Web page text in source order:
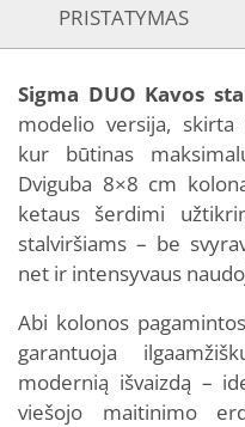
PRISTATYMAS
Sigma DUO Kavos
modelio versija, skirta
kur būtinas
Dviguba 8×8 cm
ketaus šerdimi
stalviršiams – be
net ir intensyvaus
Abi kolonos
garantuoja
modernią išvaizdą –
viešojo maitinimo